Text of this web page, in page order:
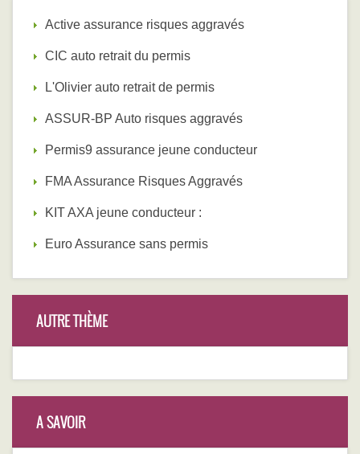
Active assurance risques aggravés
CIC auto retrait du permis
L'Olivier auto retrait de permis
ASSUR-BP Auto risques aggravés
Permis9 assurance jeune conducteur
FMA Assurance Risques Aggravés
KIT AXA jeune conducteur :
Euro Assurance sans permis
AUTRE THÈME
A SAVOIR